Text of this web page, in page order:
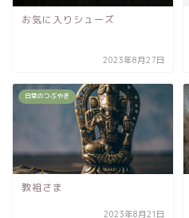
お気に入りシューズ
2023年8月27日
日常のつぶやき
教祖さま
2023年8月21日